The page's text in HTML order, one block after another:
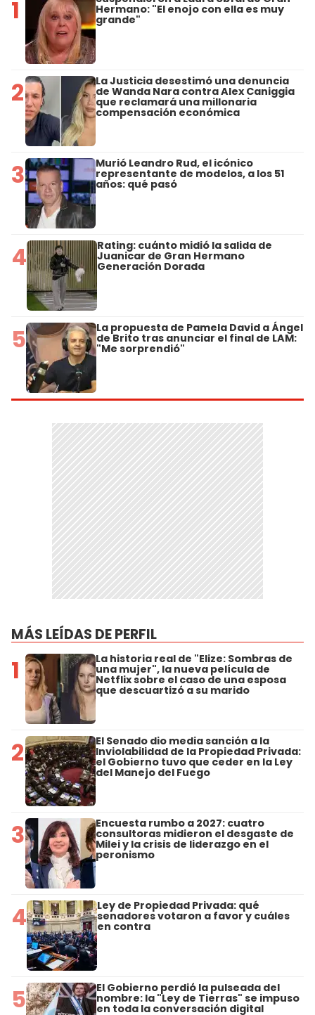
1 Hermano: "El enojo con ella es muy
grande"
2 La Justicia desestimó una denuncia
de Wanda Nara contra Alex Caniggia
que reclamará una millonaria
compensación económica
3 Murió Leandro Rud, el icónico
representante de modelos, a los 51
años: qué pasó
4 Rating: cuánto midió la salida de
Juanicar de Gran Hermano
Generación Dorada
5 La propuesta de Pamela David a Ángel
de Brito tras anunciar el final de LAM:
"Me sorprendió"
MÁS LEÍDAS DE PERFIL
1 La historia real de "Elize: Sombras de
una mujer", la nueva película de
Netflix sobre el caso de una esposa
que descuartizó a su marido
2 El Senado dio media sanción a la
Inviolabilidad de la Propiedad Privada:
el Gobierno tuvo que ceder en la Ley
del Manejo del Fuego
3 Encuesta rumbo a 2027: cuatro
consultoras midieron el desgaste de
Milei y la crisis de liderazgo en el
peronismo
4 Ley de Propiedad Privada: qué
senadores votaron a favor y cuáles
en contra
5 El Gobierno perdió la pulseada del
nombre: la "Ley de Tierras" se impuso
en toda la conversación digital